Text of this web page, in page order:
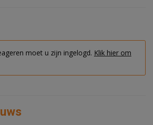
moet u zijn ingelogd. Klik hier om